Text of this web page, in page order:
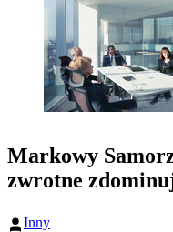
Markowy
zwrotne
Inny